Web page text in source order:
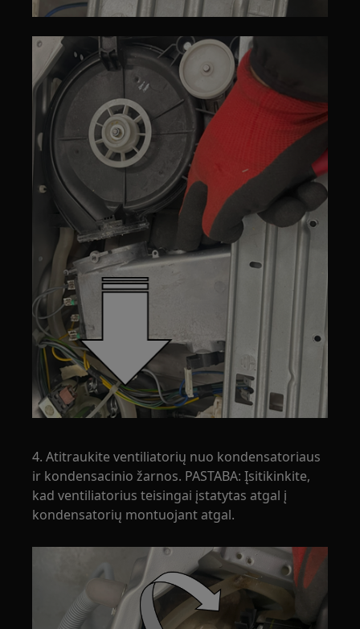
4. Atitraukite ventiliatorių nuo kondensatoriaus
ir kondensacinio žarnos. PASTABA: Įsitikinkite,
kad ventiliatorius teisingai įstatytas atgal į
kondensatorių montuojant atgal.